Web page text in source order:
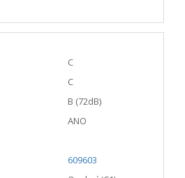
C
C
B (72dB)
ANO
609603